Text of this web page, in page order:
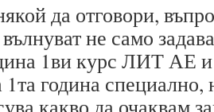
да отговори,
вълнуват не само
1ви курс ЛИТ АЕ
година
какво да очаквам